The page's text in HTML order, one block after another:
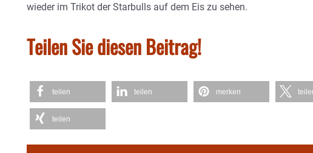
wieder im Trikot der Starbulls auf dem Eis zu sehen.
Teilen Sie diesen Beitrag!
teilen teilen merken
teilen